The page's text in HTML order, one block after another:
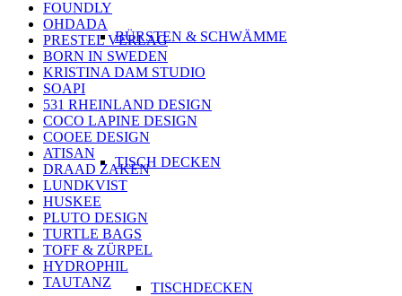
BÜRSTEN & SCHWÄMME
TISCH DECKEN
TISCHDECKEN
FOUNDLY
OHDADA
PRESTEL VERLAG
BORN IN SWEDEN
KRISTINA DAM STUDIO
SOAPI
531 RHEINLAND DESIGN
COCO LAPINE DESIGN
COOEE DESIGN
ATISAN
DRAAD ZAKEN
LUNDKVIST
HUSKEE
PLUTO DESIGN
TURTLE BAGS
TOFF & ZÜRPEL
HYDROPHIL
TAUTANZ